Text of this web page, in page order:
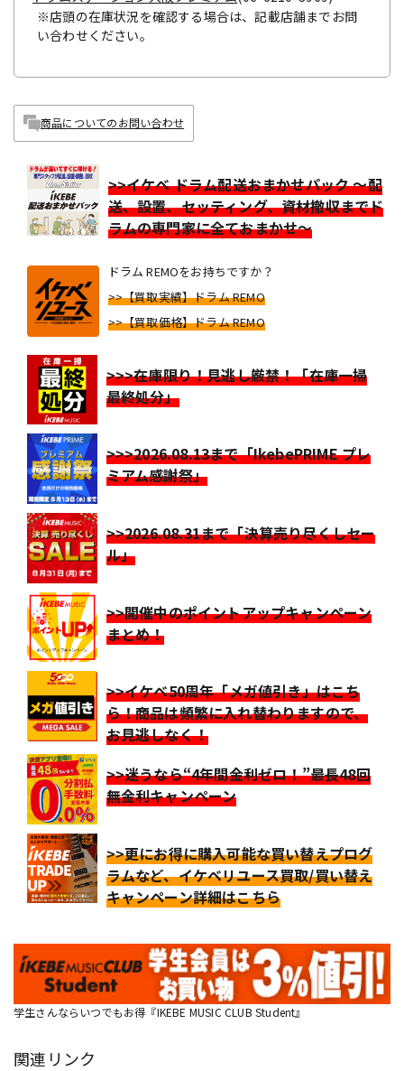
※店頭の在庫状況を確認する場合は、記載店舗までお問
い合わせください。
商品についてのお問い合わせ
>>イケベ ドラム配送おまかせパック ～配
送、設置、セッティング、資材撤収までド
ラムの専門家に全ておまかせ～
ドラム REMOをお持ちですか？
>>【買取実績】ドラム REMO
>>【買取価格】ドラム REMO
>>>在庫限り！見逃し厳禁！「在庫一掃
最終処分」
>>>2026.08.13まで「IkebePRIME プレ
ミアム感謝祭」
>>2026.08.31まで「決算売り尽くしセー
ル」
>>開催中のポイントアップキャンペーン
まとめ！
>>イケベ50周年「メガ値引き」はこち
ら！商品は頻繁に入れ替わりますので、
お見逃しなく！
>>迷うなら“4年間金利ゼロ！”最長48回
無金利キャンペーン
>>更にお得に購入可能な買い替えプログ
ラムなど、イケベリユース買取/買い替え
キャンペーン詳細はこちら
学生さんならいつでもお得『IKEBE MUSIC CLUB Student』
関連リンク